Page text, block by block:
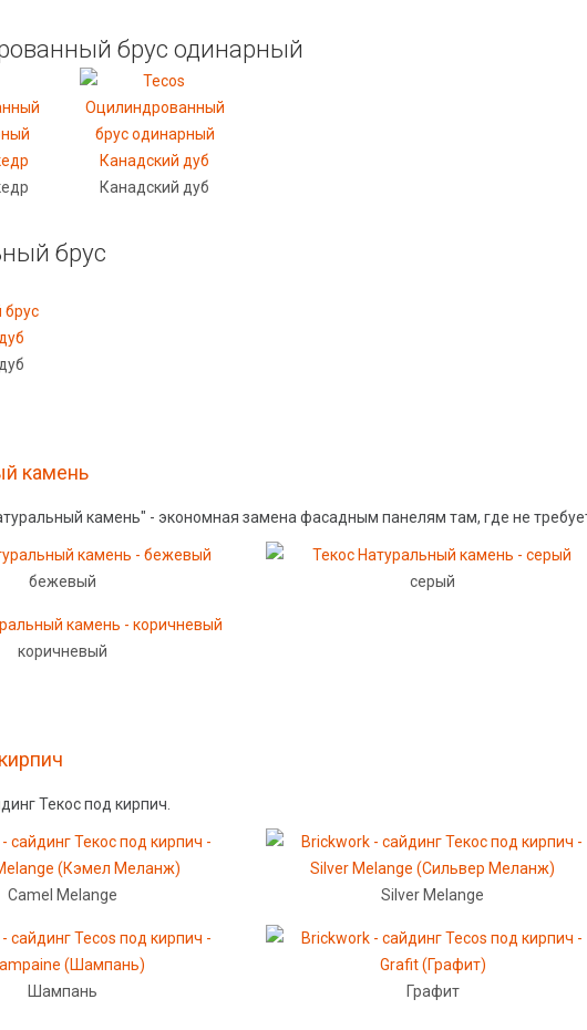
брус одинарный
Канадский дуб
брус
камень
камень" - экономная замена фасадным панелям там, где не
бежевый серый
коричневый
Текос под кирпич.
Camel Melange Silver Melange
Шампань Графит